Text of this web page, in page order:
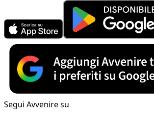
Segui Avvenire su